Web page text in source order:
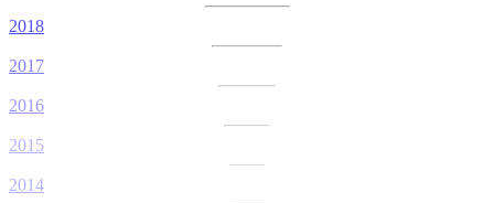
2018
2017
2016
2015
2014